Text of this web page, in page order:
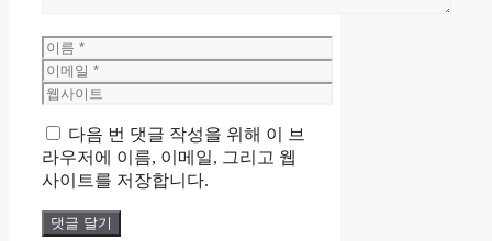
이
름
이
메
웹
이
트
다음 번 댓글 작성을 위해 이 브
라우저에 이름, 이메일, 그리고 웹
사이트를 저장합니다.